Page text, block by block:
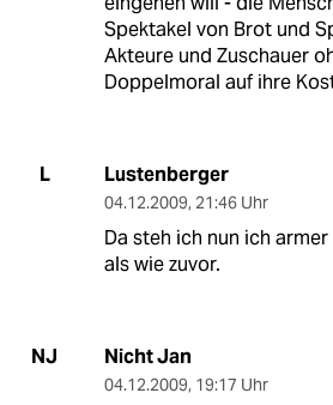
Spektakel von Brot und
Akteure und Zuschauer
Doppelmoral auf ihre
L Lustenberger
04.12.2009, 21:46 Uhr
Da steh ich nun ich
als wie zuvor.
NJ Nicht Jan
04.12.2009, 19:17 Uhr